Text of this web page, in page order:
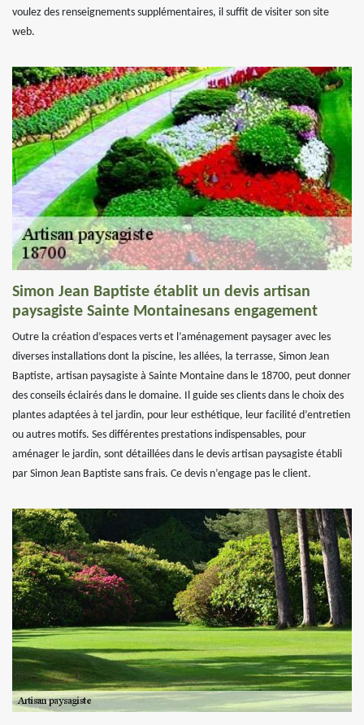
voulez des renseignements supplémentaires, il suffit de visiter son site
web.
Simon Jean Baptiste établit un devis artisan
paysagiste Sainte Montainesans engagement
Outre la création d’espaces verts et l’aménagement paysager avec les
diverses installations dont la piscine, les allées, la terrasse, Simon Jean
Baptiste, artisan paysagiste à Sainte Montaine dans le 18700, peut donner
des conseils éclairés dans le domaine. Il guide ses clients dans le choix des
plantes adaptées à tel jardin, pour leur esthétique, leur facilité d’entretien
ou autres motifs. Ses différentes prestations indispensables, pour
aménager le jardin, sont détaillées dans le devis artisan paysagiste établi
par Simon Jean Baptiste sans frais. Ce devis n’engage pas le client.